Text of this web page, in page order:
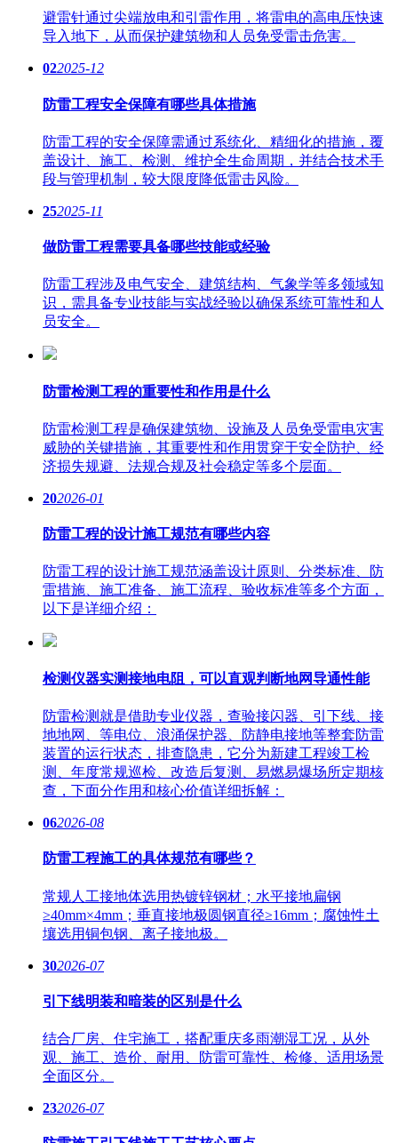
避雷针通过尖端放电和引雷作用，将雷电的高电压快速
导入地下，从而保护建筑物和人员免受雷击危害。
022025-12
防雷工程安全保障有哪些具体措施
防雷工程的安全保障需通过系统化、精细化的措施，覆
盖设计、施工、检测、维护全生命周期，并结合技术手
段与管理机制，较大限度降低雷击风险。
252025-11
做防雷工程需要具备哪些技能或经验
防雷工程涉及电气安全、建筑结构、气象学等多领域知
识，需具备专业技能与实战经验以确保系统可靠性和人
员安全。
防雷检测工程的重要性和作用是什么
防雷检测工程是确保建筑物、设施及人员免受雷电灾害
威胁的关键措施，其重要性和作用贯穿于安全防护、经
济损失规避、法规合规及社会稳定等多个层面。
202026-01
防雷工程的设计施工规范有哪些内容
防雷工程的设计施工规范涵盖设计原则、分类标准、防
雷措施、施工准备、施工流程、验收标准等多个方面，
以下是详细介绍：
检测仪器实测接地电阻，可以直观判断地网导通性能
防雷检测就是借助专业仪器，查验接闪器、引下线、接
地地网、等电位、浪涌保护器、防静电接地等整套防雷
装置的运行状态，排查隐患，它分为新建工程竣工检
测、年度常规巡检、改造后复测、易燃易爆场所定期核
查，下面分作用和核心价值详细拆解：
062026-08
防雷工程施工的具体规范有哪些？
常规人工接地体选用热镀锌钢材；水平接地扁钢
≥40mm×4mm；垂直接地极圆钢直径≥16mm；腐蚀性土
壤选用铜包钢、离子接地极。
302026-07
引下线明装和暗装的区别是什么
结合厂房、住宅施工，搭配重庆多雨潮湿工况，从外
观、施工、造价、耐用、防雷可靠性、检修、适用场景
全面区分。
232026-07